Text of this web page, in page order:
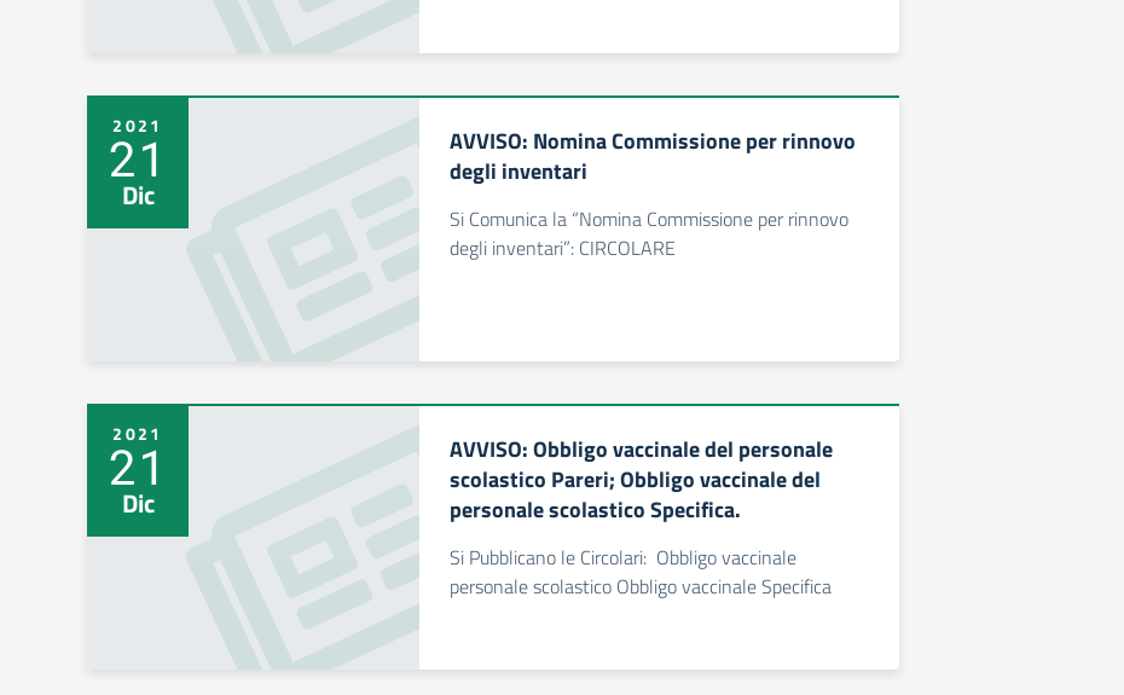
2021
21
Dic
AVVISO: Nomina Commissione per rinnovo
degli inventari
Si Comunica la “Nomina Commissione per rinnovo
degli inventari”: CIRCOLARE
2021
21
Dic
AVVISO: Obbligo vaccinale del personale
scolastico Pareri; Obbligo vaccinale del
personale scolastico Specifica.
Si Pubblicano le Circolari: Obbligo vaccinale
personale scolastico Obbligo vaccinale Specifica